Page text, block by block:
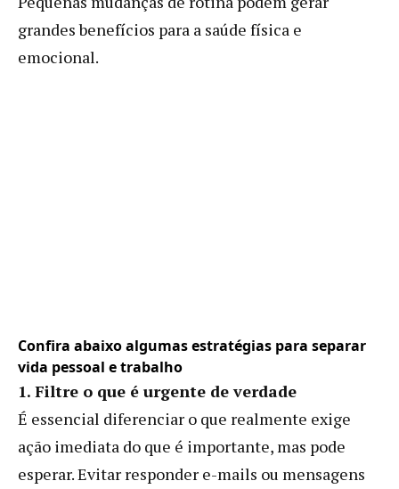
grandes benefícios para a saúde física e
emocional.
Confira abaixo algumas estratégias para separar
vida pessoal e trabalho
1. Filtre o que é urgente de verdade
É essencial diferenciar o que realmente exige
ação imediata do que é importante, mas pode
esperar. Evitar responder e-mails ou mensagens